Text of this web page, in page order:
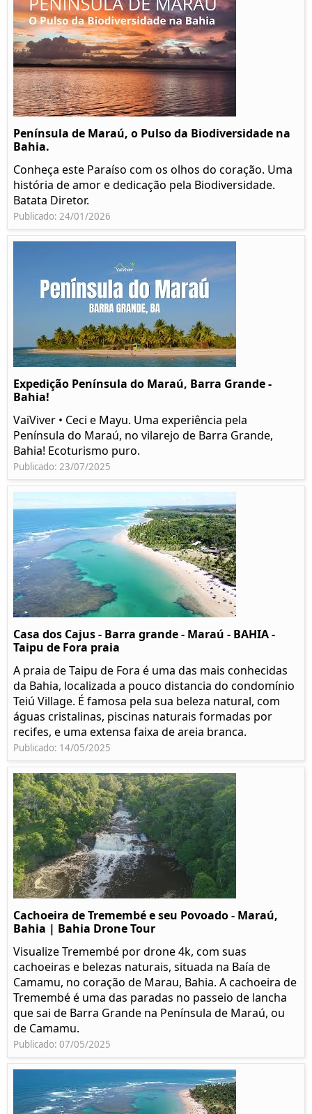
Península de Maraú, o Pulso da Biodiversidade na
Bahia.
Conheça este Paraíso com os olhos do coração. Uma
história de amor e dedicação pela Biodiversidade.
Batata Diretor.
Publicado: 24/01/2026
Expedição Península do Maraú, Barra Grande -
Bahia!
VaiViver • Ceci e Mayu. Uma experiência pela
Península do Maraú, no vilarejo de Barra Grande,
Bahia! Ecoturismo puro.
Publicado: 23/07/2025
Casa dos Cajus - Barra grande - Maraú - BAHIA -
Taipu de Fora praia
A praia de Taipu de Fora é uma das mais conhecidas
da Bahia, localizada a pouco distancia do condomínio
Teiú Village. É famosa pela sua beleza natural, com
águas cristalinas, piscinas naturais formadas por
recifes, e uma extensa faixa de areia branca.
Publicado: 14/05/2025
Cachoeira de Tremembé e seu Povoado - Maraú,
Bahia | Bahia Drone Tour
Visualize Tremembé por drone 4k, com suas
cachoeiras e belezas naturais, situada na Baía de
Camamu, no coração de Marau, Bahia. A cachoeira de
Tremembé é uma das paradas no passeio de lancha
que sai de Barra Grande na Península de Maraú, ou
de Camamu.
Publicado: 07/05/2025